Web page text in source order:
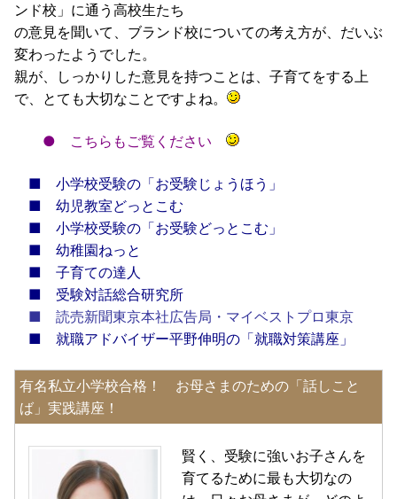
ンド校」に通う高校生たち
の意見を聞いて、ブランド校についての考え方が、だいぶ
変わったようでした。
親が、しっかりした意見を持つことは、子育てをする上
で、とても大切なことですよね。
● こちらもご覧ください
■
小学校受験の「お受験じょうほう」
■ 幼児教室どっとこむ
■ 小学校受験の「お受験どっとこむ」
■ 幼稚園ねっと
■ 子育ての達人
■ 受験対話総合研究所
■ 読売新聞東京本社広告局・マイベストプロ東京
■ 就職アドバイザー平野伸明の「就職対策講座」
有名私立小学校合格！ お母さまのための「話しこと
ば」実践講座！
賢く、受験に強いお子さんを
育てるために最も大切なの